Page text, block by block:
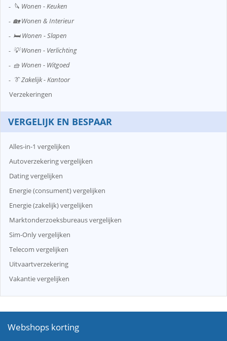
🔪 Wonen - Keuken
🏡 Wonen & Interieur
🛏️ Wonen - Slapen
💡 Wonen - Verlichting
🧺 Wonen - Witgoed
👔 Zakelijk - Kantoor
Verzekeringen
VERGELIJK EN BESPAAR
Alles-in-1 vergelijken
Autoverzekering vergelijken
Dating vergelijken
Energie (consument) vergelijken
Energie (zakelijk) vergelijken
Marktonderzoeksbureaus vergelijken
Sim-Only vergelijken
Telecom vergelijken
Uitvaartverzekering
Vakantie vergelijken
Webshops korting